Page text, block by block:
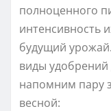
полноценного
интенсивность
будущий
виды удобрений
напомним пару
весной: